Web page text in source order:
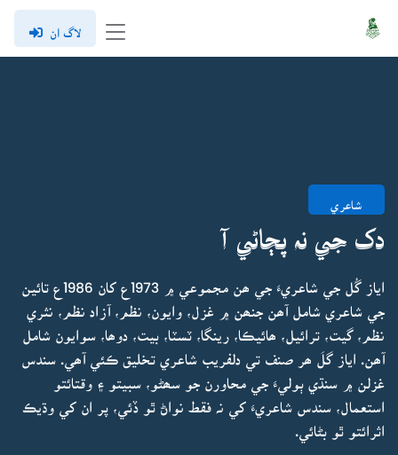
لاگ ان
شاعري
دک جي نہ پڄاڻي آ
اياز گُل جي شاعريءَ جي ھن مجموعي ۾ 1973ع کان 1986ع تائين
جي شاعري شامل آھن جنھن ۾ غزل، وايون، نظم، آزاد نظم، نثري
نظم، گيت، ترائيل، ھائيڪا، رينگا، ٽسٽا، بيت، دوھا، سوايون شامل
آھن. اياز گلَ ھر صنف تي دلفريب شاعري تخليق ڪئي آھي. سندس
غزلن ۾ سنڌي ٻوليءَ جي محاورن جو سھڻو، سبيتو ۽ وقتائتو
استعمال، سندس شاعريءَ کي نہ فقط نواڻ ٿو ڏئي، پر ان کي وڌيڪ
اثرائتو ٿو بڻائي.